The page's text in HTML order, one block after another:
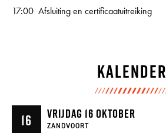
17:00 Afsluiting en certificaatuitreiking
Kalender
16 VRIJDAG 16 OKTOBER
ZANDVOORT